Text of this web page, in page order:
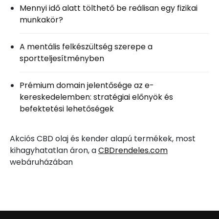
Mennyi idő alatt tölthető be reálisan egy fizikai
munkakör?
A mentális felkészültség szerepe a
sportteljesítményben
Prémium domain jelentősége az e-
kereskedelemben: stratégiai előnyök és
befektetési lehetőségek
Akciós CBD olaj és kender alapú termékek, most
kihagyhatatlan áron, aCBDrendeles.com
webáruházában